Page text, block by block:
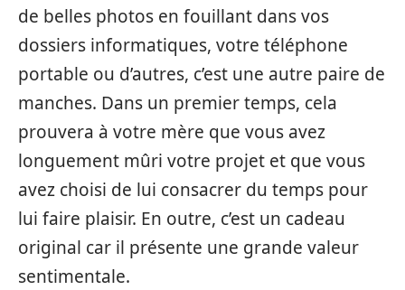
de belles photos en fouillant dans vos
dossiers informatiques, votre téléphone
portable ou d’autres, c’est une autre paire de
manches. Dans un premier temps, cela
prouvera à votre mère que vous avez
longuement mûri votre projet et que vous
avez choisi de lui consacrer du temps pour
lui faire plaisir. En outre, c’est un cadeau
original car il présente une grande valeur
sentimentale.